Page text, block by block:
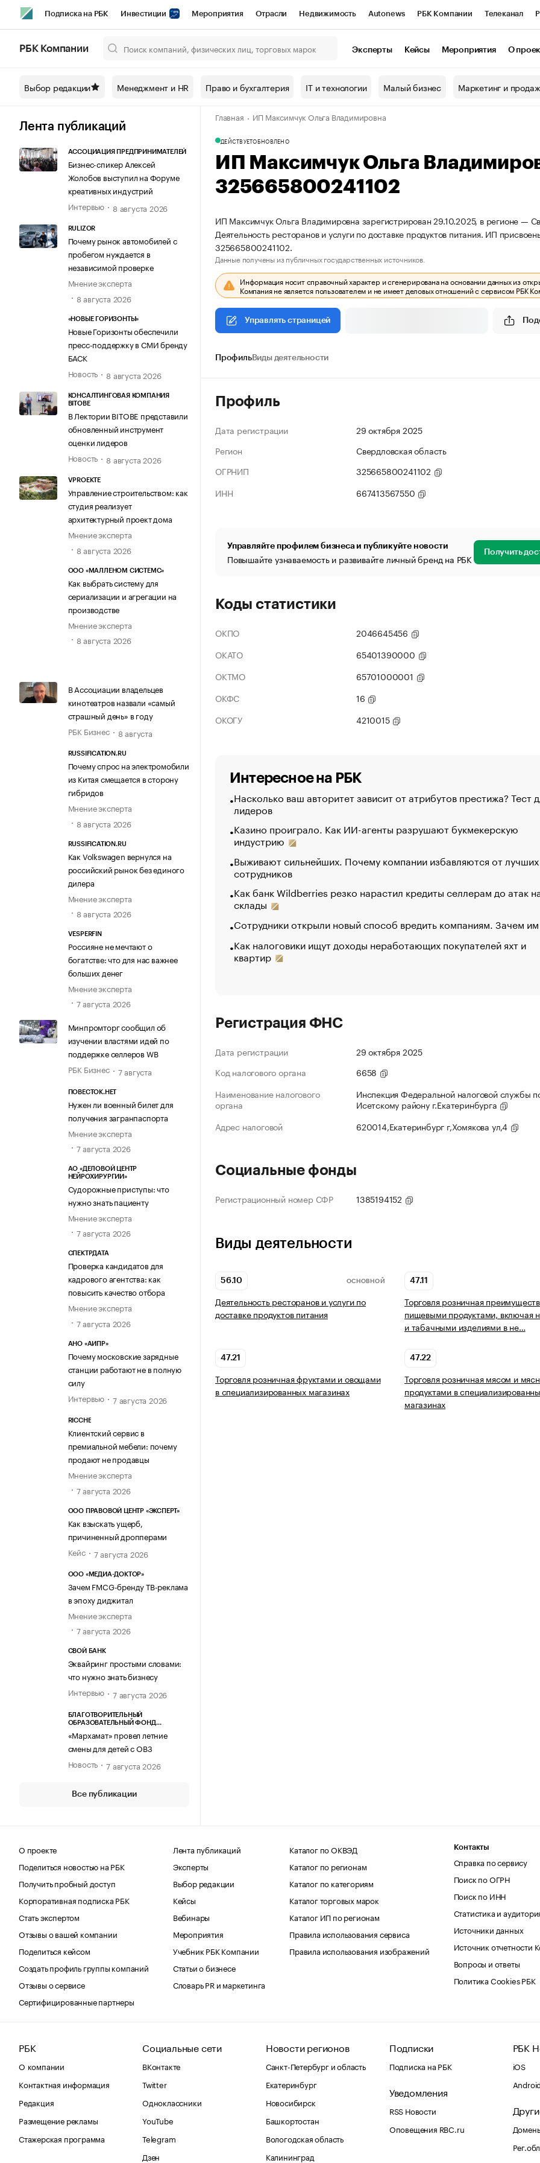
Подписка на РБК Инвестиции Мероприятия Отрасли Недвижимость Autonews РБК Компании Телеканал
Спецпроекты СПб Конференции СПб Спецпроекты Проверка контрагентов
Технологии и медиа Рынок наличной валюты
РБК Компании Эксперты Кейсы Мероприятия О
Выбор редакции Менеджмент и HR Право и бухгалтерия IT и технологии Малый бизнес Маркетинг и
Лента публикаций
АССОЦИАЦИЯ ПРЕДПРИНИМАТЕЛЕЙ
Бизнес-спикер Алексей
Жолобов выступил на Форуме
креативных индустрий
Интервью
8 августа 2026
RULIZOR
Почему рынок автомобилей с
пробегом нуждается в
независимой проверке
Мнение эксперта
8 августа 2026
«НОВЫЕ ГОРИЗОНТЫ»
Новые Горизонты обеспечили
пресс-поддержку в СМИ бренду
БАСК
Новость
8 августа 2026
КОНСАЛТИНГОВАЯ КОМПАНИЯ
BITOBE
В Лектории BITOBE представили
обновленный инструмент
оценки лидеров
Новость
8 августа 2026
VPROEKTE
Управление строительством: как
студия реализует
архитектурный проект дома
Мнение эксперта
8 августа 2026
ООО «МАЛЛЕНОМ СИСТЕМС»
Как выбрать систему для
сериализации и агрегации на
производстве
Мнение эксперта
8 августа 2026
В Ассоциации владельцев
кинотеатров назвали «самый
страшный день» в году
РБК Бизнес
8 августа
RUSSIFICATION.RU
Почему спрос на электромобили
из Китая смещается в сторону
гибридов
Мнение эксперта
8 августа 2026
RUSSIFICATION.RU
Как Volkswagen вернулся на
российский рынок без единого
дилера
Мнение эксперта
8 августа 2026
VESPERFIN
Россияне не мечтают о
богатстве: что для нас важнее
больших денег
Мнение эксперта
7 августа 2026
Минпромторг сообщил об
изучении властями идей по
поддержке селлеров WB
РБК Бизнес
7 августа
ПОВЕСТОК.НЕТ
Нужен ли военный билет для
получения загранпаспорта
Мнение эксперта
7 августа 2026
АО «ДЕЛОВОЙ ЦЕНТР
НЕЙРОХИРУРГИИ»
Судорожные приступы: что
нужно знать пациенту
Мнение эксперта
7 августа 2026
СПЕКТРДАТА
Проверка кандидатов для
кадрового агентства: как
повысить качество отбора
Мнение эксперта
7 августа 2026
АНО «АИПР»
Почему московские зарядные
станции работают не в полную
силу
Интервью
7 августа 2026
RICCHE
Клиентский сервис в
премиальной мебели: почему
продают не продавцы
Мнение эксперта
7 августа 2026
ООО ПРАВОВОЙ ЦЕНТР «ЭКСПЕРТ»
Как взыскать ущерб,
причиненный дропперами
Кейс
7 августа 2026
ООО «МЕДИА-ДОКТОР»
Зачем FMCG-бренду ТВ-реклама
в эпоху диджитал
Мнение эксперта
7 августа 2026
СВОЙ БАНК
Эквайринг простыми словами:
что нужно знать бизнесу
Интервью
7 августа 2026
БЛАГОТВОРИТЕЛЬНЫЙ
ОБРАЗОВАТЕЛЬНЫЙ ФОНД
«Мархамат» провел летние
смены для детей с ОВЗ
Новость
7 августа 2026
Все публикации
Главная ИП Максимчук Ольга Владимировна
ДЕЙСТВУЕТОБНОВЛЕНО
ИП Максимчук Ольга
325665800241102
ИП Максимчук Ольга Владимировна зарегистрирован 29.10.2025, в регионе —
Деятельность ресторанов и услуги по доставке продуктов питания. ИП
325665800241102.
Данные получены из публичных государственных источников.
Информация носит справочный характер и сгенерирована на основании данных из
Компания не является пользователем и не имеет деловых отношений с сервисом РБК
Управлять страницей
ПрофильВиды деятельности
Профиль
Дата регистрации
29 октября 2025
Регион
Свердловская область
ОГРНИП
325665800241102
ИНН
667413567550
Управляйте профилем бизнеса и публикуйте новости
Повышайте узнаваемость и развивайте личный бренд на РБК Получить
Коды статистики
ОКПО
2046645456
ОКАТО
65401390000
ОКТМО
65701000001
ОКФС
16
ОКОГУ
4210015
Интересное на РБК
Насколько ваш авторитет зависит от атрибутов престижа? Тест
лидеров
Казино проиграло. Как ИИ-агенты разрушают букмекерскую
индустрию
Выживают сильнейших. Почему компании избавляются от лучших
сотрудников
Как банк Wildberries резко нарастил кредиты селлерам до атак
склады
Сотрудники открыли новый способ вредить компаниям. Зачем
Как налоговики ищут доходы неработающих покупателей яхт и
квартир
Регистрация ФНС
Дата регистрации
29 октября 2025
Код налогового органа
6658
Наименование налогового
органа
Инспекция Федеральной налоговой службы
Исетскому району г.Екатеринбурга
Адрес налоговой
620014,Екатеринбург г,Хомякова ул,4
Социальные фонды
Регистрационный номер СФР 1385194152
Виды деятельности
56.10 ОСНОВНОЙ
Деятельность ресторанов и услуги по
доставке продуктов питания
47.11
Торговля розничная
пищевыми продуктами, включая
и табачными изделиями в не…
47.21
Торговля розничная фруктами и овощами
в специализированных магазинах
47.22
Торговля розничная мясом и
продуктами в
магазинах
О проекте
Поделиться новостью на РБК
Получить пробный доступ
Корпоративная подписка РБК
Стать экспертом
Отзывы о вашей компании
Поделиться кейсом
Создать профиль группы компаний
Отзывы о сервисе
Сертифицированные партнеры
Лента публикаций
Эксперты
Выбор редакции
Кейсы
Вебинары
Мероприятия
Учебник РБК Компании
Статьи о бизнесе
Словарь PR и маркетинга
Каталог по ОКВЭД
Каталог по регионам
Каталог по категориям
Каталог торговых марок
Каталог ИП по регионам
Правила использования сервиса
Правила использования изображений
Контакты
Справка по сервису
Поиск по ОГРН
Поиск по ИНН
Статистика и
Источники данных
Источник отчетности
Вопросы и ответы
Политика Cookies РБК
РБК
О компании
Контактная информация
Редакция
Размещение рекламы
Стажерская программа
Социальные сети
ВКонтакте
Twitter
Одноклассники
YouTube
Telegram
Дзен
Новости регионов
Санкт-Петербург и область
Екатеринбург
Новосибирск
Башкортостан
Вологодская область
Калининград
Подписки
Подписка на РБК
Уведомления
RSS Новости
Оповещения RBC.ru
РБК
iOS